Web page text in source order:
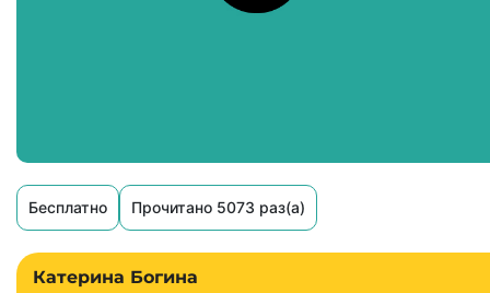
Бесплатно Прочитано 5073 раз(а)
Катерина Богина